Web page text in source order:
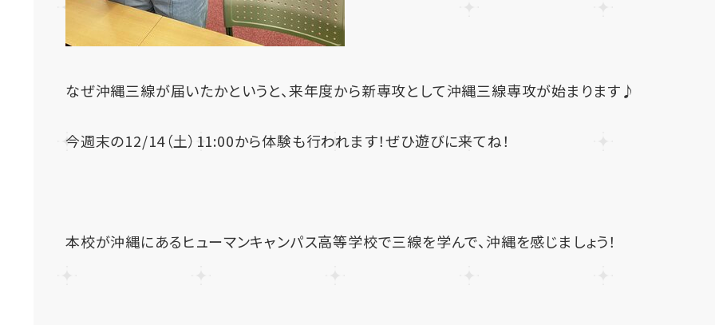
なぜ沖縄三線が届いたかというと、来年度から新専攻として沖縄三線専攻が始まります♪
今週末の12/14（土） 11:00から体験も行われます！ぜひ遊びに来てね！
本校が沖縄にあるヒューマンキャンパス高等学校で三線を学んで、沖縄を感じましょう！